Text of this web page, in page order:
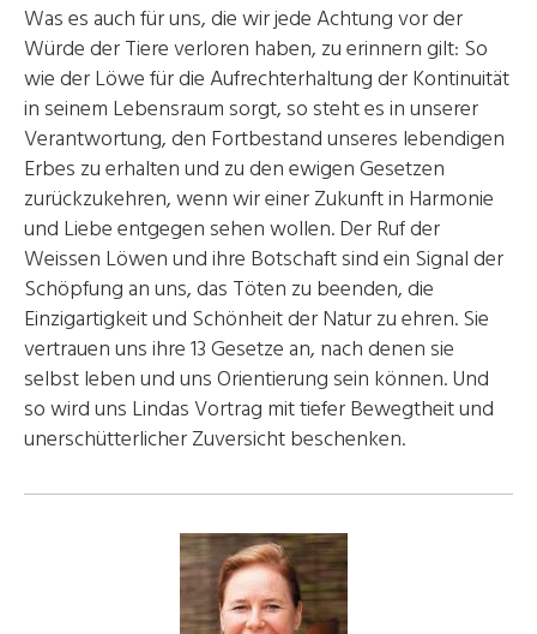
Was es auch für uns, die wir jede Achtung vor der
Würde der Tiere verloren haben, zu erinnern gilt: So
wie der Löwe für die Aufrechterhaltung der Kontinuität
in seinem Lebensraum sorgt, so steht es in unserer
Verantwortung, den Fortbestand unseres lebendigen
Erbes zu erhalten und zu den ewigen Gesetzen
zurückzukehren, wenn wir einer Zukunft in Harmonie
und Liebe entgegen sehen wollen. Der Ruf der
Weissen Löwen und ihre Botschaft sind ein Signal der
Schöpfung an uns, das Töten zu beenden, die
Einzigartigkeit und Schönheit der Natur zu ehren. Sie
vertrauen uns ihre 13 Gesetze an, nach denen sie
selbst leben und uns Orientierung sein können. Und
so wird uns Lindas Vortrag mit tiefer Bewegtheit und
unerschütterlicher Zuversicht beschenken.